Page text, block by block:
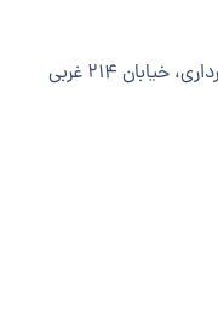
214 غربی